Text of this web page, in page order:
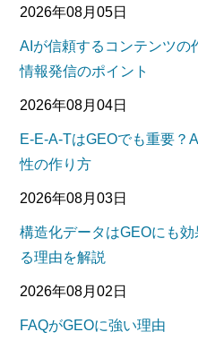
2026年08月05日
AIが信頼するコンテンツの
情報発信のポイント
2026年08月04日
E-E-A-TはGEOでも重要？
性の作り方
2026年08月03日
構造化データはGEOにも
る理由を解説
2026年08月02日
FAQがGEOに強い理由